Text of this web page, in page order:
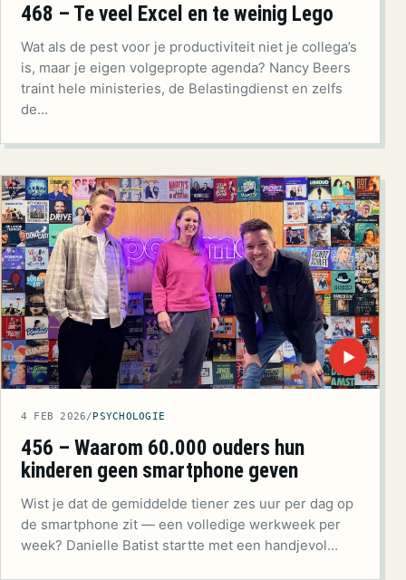
468 – Te veel Excel en te weinig Lego
Wat als de pest voor je productiviteit niet je collega’s
is, maar je eigen volgepropte agenda? Nancy Beers
traint hele ministeries, de Belastingdienst en zelfs
de…
▶
4 FEB 2026/ PSYCHOLOGIE
456 – Waarom 60.000 ouders hun
kinderen geen smartphone geven
Wist je dat de gemiddelde tiener zes uur per dag op
de smartphone zit — een volledige werkweek per
week? Danielle Batist startte met een handjevol…